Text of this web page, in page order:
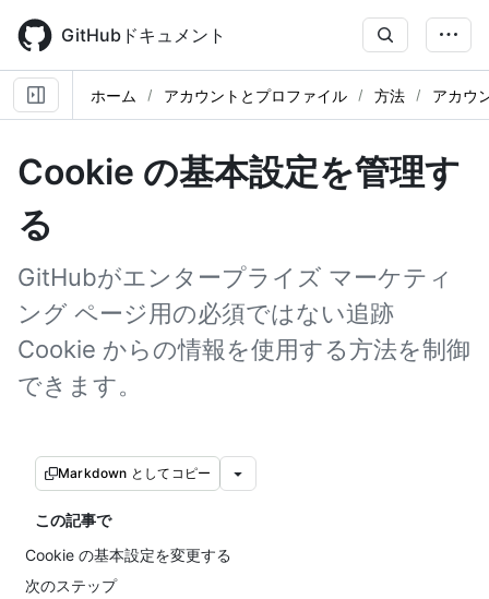
main
content
GitHubドキュメント
ホーム アカウントとプロファイル 方法 アカウ
Cookie の基本設定を管理す
る
GitHubがエンタープライズ マーケティ
ング ページ用の必須ではない追跡
Cookie からの情報を使用する方法を制御
できます。
Markdown としてコピー
この記事で
Cookie の基本設定を変更する
次のステップ